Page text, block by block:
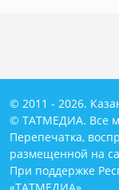
© 2011 - 2026.
© ТАТМЕДИА. Все
Перепечатка,
размещенной на
При поддержке